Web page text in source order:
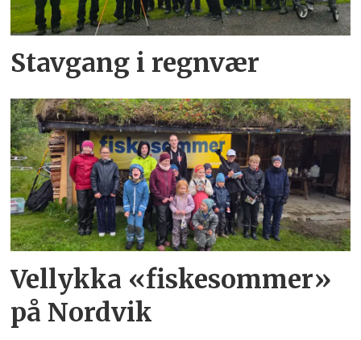
Stavgang i regnvær
Vellykka «fiskesommer»
på Nordvik